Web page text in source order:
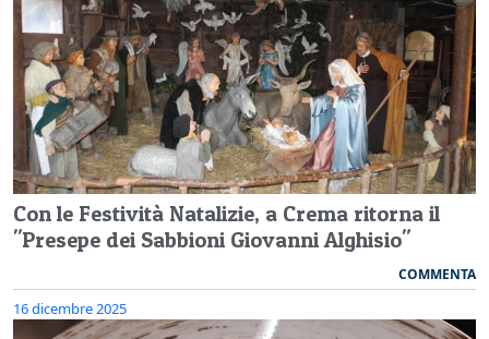
Con le Festività Natalizie, a Crema ritorna il
"Presepe dei Sabbioni Giovanni Alghisio"
COMMENTA
16 dicembre 2025